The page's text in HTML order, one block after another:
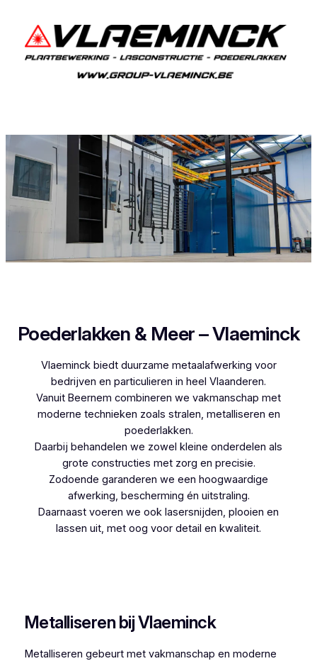
Poederlakken & Meer – Vlaeminck
Vlaeminck biedt duurzame metaalafwerking voor
bedrijven en particulieren in heel Vlaanderen.
Vanuit Beernem combineren we vakmanschap met
moderne technieken zoals stralen, metalliseren en
poederlakken.
Daarbij behandelen we zowel kleine onderdelen als
grote constructies met zorg en precisie.
Zodoende garanderen we een hoogwaardige
afwerking, bescherming én uitstraling.
Daarnaast voeren we ook lasersnijden, plooien en
lassen uit, met oog voor detail en kwaliteit.
Metalliseren bij Vlaeminck
Metalliseren gebeurt met vakmanschap en moderne